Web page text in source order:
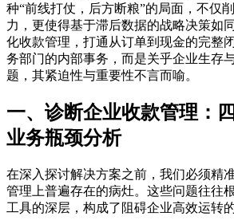
种“前线打仗，后方断粮”的局面，不仅
力，更使得基于滞后数据的战略决策如
化收款管理，打通从订单到现金的完整
务部门的内部事务，而是关乎企业生存
题，其紧迫性与重要性不言而喻。
一、诊断企业收款管理：
业务瓶颈分析
在深入探讨解决方案之前，我们必须精
管理上普遍存在的病灶。这些问题往往
工具的深层，构成了阻碍企业高效运转